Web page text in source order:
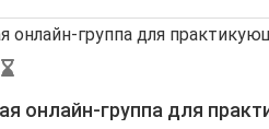
онлайн-группа для